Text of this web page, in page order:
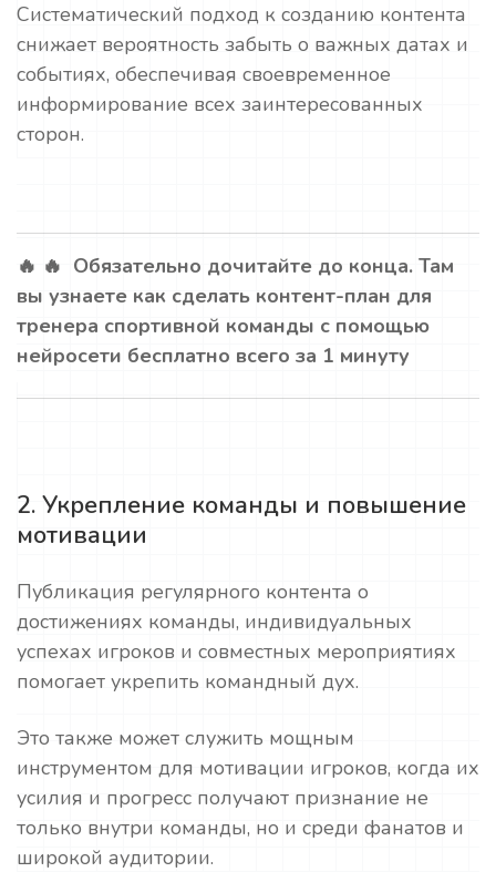
Систематический подход к созданию контента
снижает вероятность забыть о важных датах и
событиях, обеспечивая своевременное
информирование всех заинтересованных
сторон.
🔥 🔥 Обязательно дочитайте до конца. Там
вы узнаете как сделать контент-план для
тренера спортивной команды с помощью
нейросети бесплатно всего за 1 минуту
2. Укрепление команды и повышение
мотивации
Публикация регулярного контента о
достижениях команды, индивидуальных
успехах игроков и совместных мероприятиях
помогает укрепить командный дух.
Это также может служить мощным
инструментом для мотивации игроков, когда их
усилия и прогресс получают признание не
только внутри команды, но и среди фанатов и
широкой аудитории.